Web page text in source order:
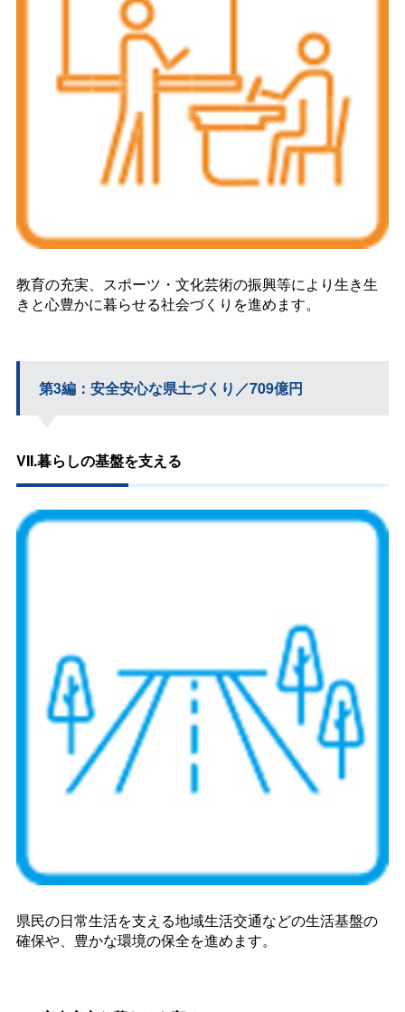
教育の充実、スポーツ・文化芸術の振興等により生き生
きと心豊かに暮らせる社会づくりを進めます。
第3編：安全安心な県土づくり／709億円
VII.暮らしの基盤を支える
県民の日常生活を支える地域生活交通などの生活基盤の
確保や、豊かな環境の保全を進めます。